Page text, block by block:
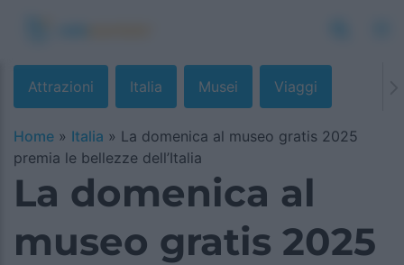
Attrazioni Italia Musei Viaggi
Home » Italia » La domenica al museo gratis 2025
premia le bellezze dell’Italia
La domenica al
museo gratis 2025